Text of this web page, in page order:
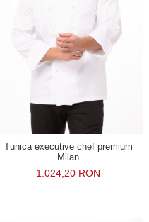
Tunica executive chef premium
Milan
1.024,20 RON